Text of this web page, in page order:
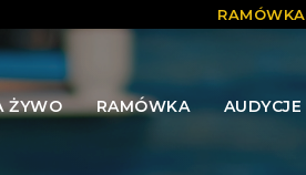
RAMÓWKA
ŻYWO RAMÓWKA AUDYCJE